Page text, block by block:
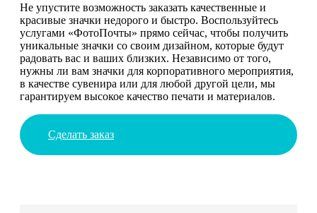
Не упустите возможность заказать качественные и
красивые значки недорого и быстро. Воспользуйтесь
услугами «ФотоПочты» прямо сейчас, чтобы получить
уникальные значки со своим дизайном, которые будут
радовать вас и ваших близких. Независимо от того,
нужны ли вам значки для корпоративного мероприятия,
в качестве сувенира или для любой другой цели, мы
гарантируем высокое качество печати и материалов.
Сделать заказ